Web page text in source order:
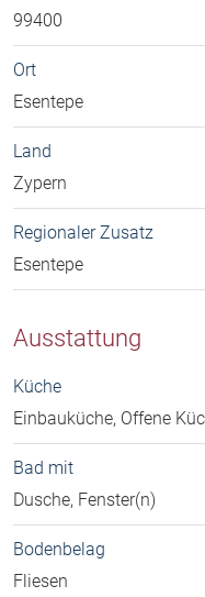
99400
Ort
Esentepe
Land
Zypern
Regionaler Zusatz
Esentepe
Ausstattung
Küche
Einbauküche, Offene
Bad mit
Dusche, Fenster(n)
Bodenbelag
Fliesen